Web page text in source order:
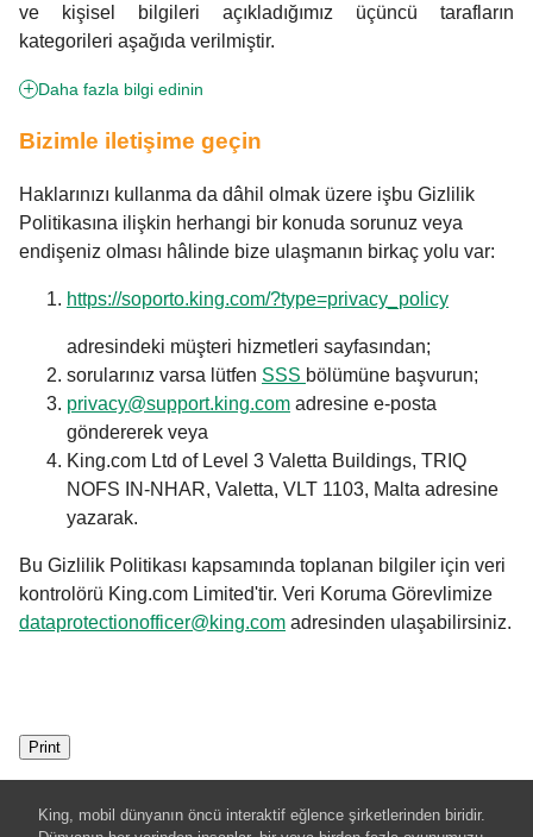
ve kişisel bilgileri açıkladığımız üçüncü tarafların
kategorileri aşağıda verilmiştir.
Daha fazla bilgi edinin
Bizimle iletişime geçin
Haklarınızı kullanma da dâhil olmak üzere işbu Gizlilik
Politikasına ilişkin herhangi bir konuda sorunuz veya
endişeniz olması hâlinde bize ulaşmanın birkaç yolu var:
https://soporto.king.com/?type=privacy_policy
adresindeki müşteri hizmetleri sayfasından;
sorularınız varsa lütfen SSS bölümüne başvurun;
privacy@support.king.com adresine e-posta
göndererek veya
King.com Ltd of Level 3 Valetta Buildings, TRIQ
NOFS IN-NHAR, Valetta, VLT 1103, Malta adresine
yazarak.
Bu Gizlilik Politikası kapsamında toplanan bilgiler için veri
kontrolörü King.com Limited'tir. Veri Koruma Görevlimize
dataprotectionofficer@king.com adresinden ulaşabilirsiniz.
Print
King, mobil dünyanın öncü interaktif eğlence şirketlerinden biridir.